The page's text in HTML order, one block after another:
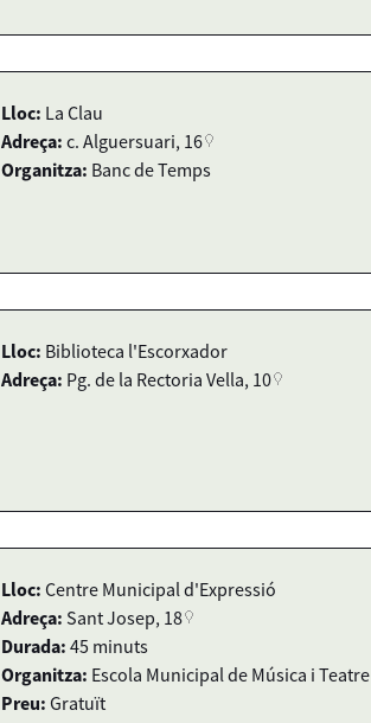
Lloc: La Clau
Adreça: c. Alguersuari, 16
Organitza: Banc de Temps
Lloc: Biblioteca l'Escorxador
Adreça: Pg. de la Rectoria Vella, 10
Lloc: Centre Municipal d'Expressió
Adreça: Sant Josep, 18
Durada: 45 minuts
Organitza: Escola Municipal de Música i Teatre
Preu: Gratuït